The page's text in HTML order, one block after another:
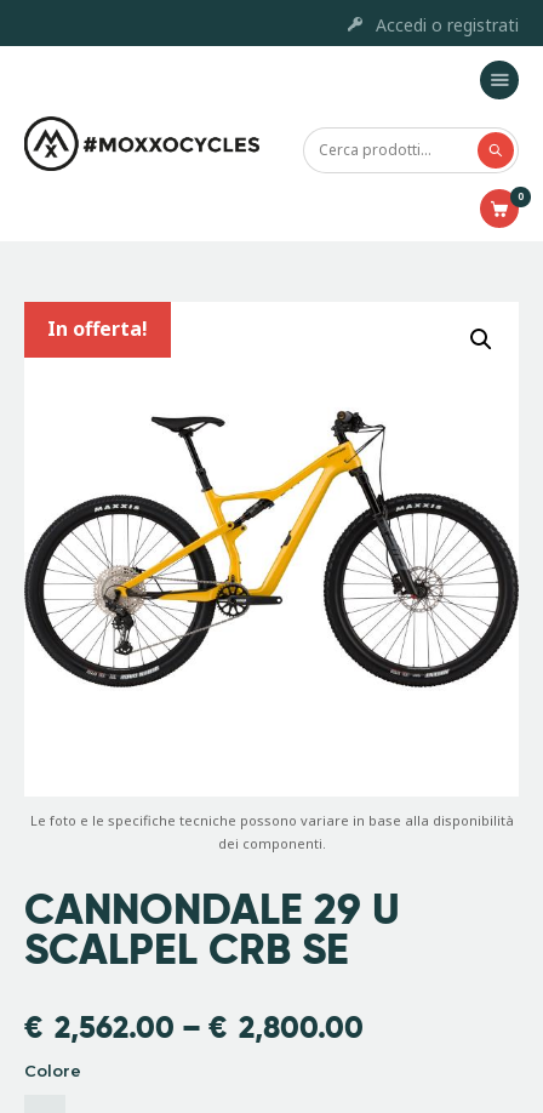
Accedi o registrati
0
Home
Moxxo Custom Project
Chi siamo
Servizi e Riparazione
Accessori
In offerta!
Le foto e le specifiche tecniche possono variare in base alla disponibilità
dei componenti.
CANNONDALE 29 U
SCALPEL CRB SE
€ 2,562.00 – € 2,800.00
Colore